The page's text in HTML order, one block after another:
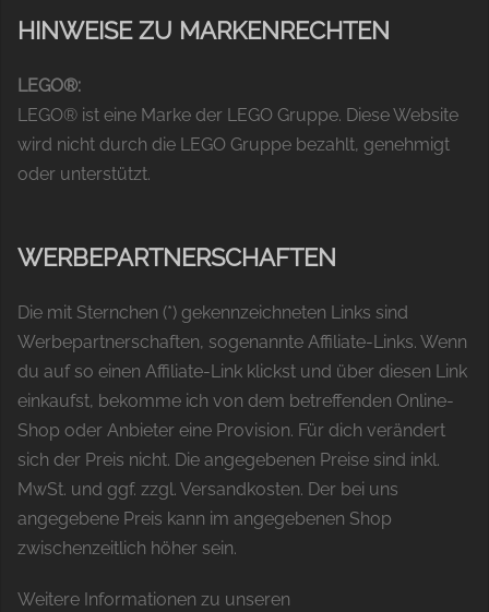
HINWEISE ZU MARKENRECHTEN
LEGO®:
LEGO® ist eine Marke der LEGO Gruppe. Diese Website
wird nicht durch die LEGO Gruppe bezahlt, genehmigt
oder unterstützt.
WERBEPARTNERSCHAFTEN
Die mit Sternchen (*) gekennzeichneten Links sind
Werbepartnerschaften, sogenannte Affiliate-Links. Wenn
du auf so einen Affiliate-Link klickst und über diesen Link
einkaufst, bekomme ich von dem betreffenden Online-
Shop oder Anbieter eine Provision. Für dich verändert
sich der Preis nicht. Die angegebenen Preise sind inkl.
MwSt. und ggf. zzgl. Versandkosten. Der bei uns
angegebene Preis kann im angegebenen Shop
zwischenzeitlich höher sein.
Weitere Informationen zu unseren